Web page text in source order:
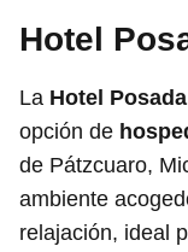
Hotel
La Hotel
opción de
de Pátzcuaro,
ambiente
relajación, ideal